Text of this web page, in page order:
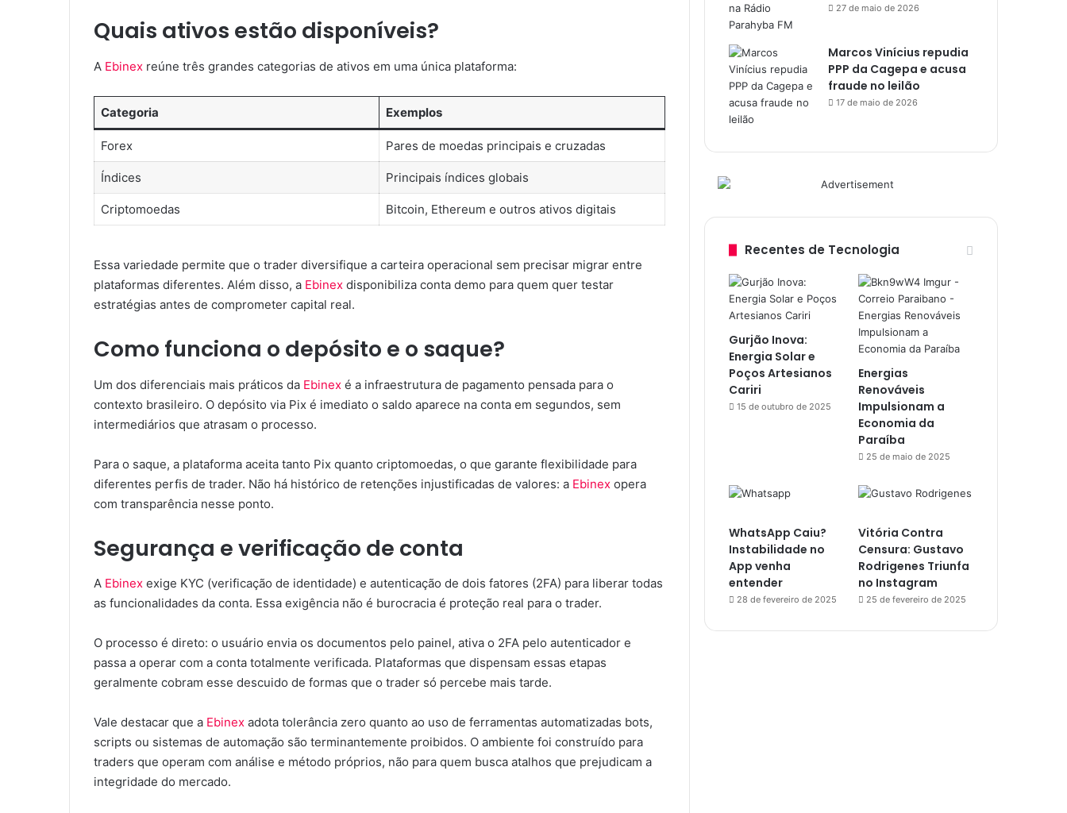
Quais ativos estão disponíveis?
A Ebinex reúne três grandes categorias de ativos em uma única plataforma:
Categoria Exemplos
Forex Pares de moedas principais e cruzadas
Índices Principais índices globais
Criptomoedas Bitcoin, Ethereum e outros ativos digitais
Essa variedade permite que o trader diversifique a carteira operacional sem precisar migrar entre
plataformas diferentes. Além disso, a Ebinex disponibiliza conta demo para quem quer testar
estratégias antes de comprometer capital real.
Como funciona o depósito e o saque?
Um dos diferenciais mais práticos da Ebinex é a infraestrutura de pagamento pensada para o
contexto brasileiro. O depósito via Pix é imediato o saldo aparece na conta em segundos, sem
intermediários que atrasam o processo.
Para o saque, a plataforma aceita tanto Pix quanto criptomoedas, o que garante flexibilidade para
diferentes perfis de trader. Não há histórico de retenções injustificadas de valores: a Ebinex opera
com transparência nesse ponto.
Segurança e verificação de conta
A Ebinex exige KYC (verificação de identidade) e autenticação de dois fatores (2FA) para liberar todas
as funcionalidades da conta. Essa exigência não é burocracia é proteção real para o trader.
O processo é direto: o usuário envia os documentos pelo painel, ativa o 2FA pelo autenticador e
passa a operar com a conta totalmente verificada. Plataformas que dispensam essas etapas
geralmente cobram esse descuido de formas que o trader só percebe mais tarde.
Vale destacar que a Ebinex adota tolerância zero quanto ao uso de ferramentas automatizadas bots,
scripts ou sistemas de automação são terminantemente proibidos. O ambiente foi construído para
traders que operam com análise e método próprios, não para quem busca atalhos que prejudicam a
integridade do mercado.
27 de maio de 2026
Marcos Vinícius repudia
PPP da Cagepa e acusa
fraude no leilão
17 de maio de 2026
Recentes de Tecnologia
Gurjão Inova:
Energia Solar e
Poços Artesianos
Cariri
15 de outubro de 2025
Energias
Renováveis
Impulsionam a
Economia da
Paraíba
25 de maio de 2025
WhatsApp Caiu?
Instabilidade no
App venha
entender
28 de fevereiro de 2025
Vitória Contra
Censura: Gustavo
Rodrigenes Triunfa
no Instagram
25 de fevereiro de 2025